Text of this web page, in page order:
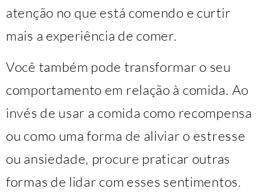
atenção no que está comendo e curtir
mais a experiência de comer.
Você também pode transformar o seu
comportamento em relação à comida. Ao
invés de usar a comida como recompensa
ou como uma forma de aliviar o estresse
ou ansiedade, procure praticar outras
formas de lidar com esses sentimentos.